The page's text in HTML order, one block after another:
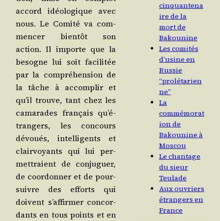
accord idéo­lo­gique avec
nous. Le Comi­té va com­
men­cer bien­tôt son
action. Il importe que la
besogne lui soit faci­li­tée
par la com­pré­hen­sion de
la tâche à accom­plir et
qu’il trouve, tant chez les
cama­rades fran­çais qu’é­
tran­gers, les concours
dévoués, intel­li­gents et
clair­voyants qui lui per­
met­traient de conju­guer,
de coor­don­ner et de pour­
suivre des efforts qui
doivent s’af­fir­mer concor­
dants en tous points et en
cinquantena
ire de la
mort de
Bakounine
Les comités
d’usine en
Russie
“prolétarien
ne”
La
commémorat
ion de
Bakounine à
Moscou
Le chantage
du sieur
Teulade
Aux ouvriers
étrangers en
France